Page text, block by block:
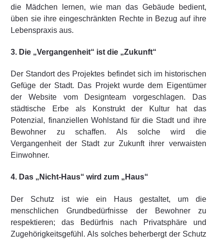
die Mädchen lernen, wie man das Gebäude bedient,
üben sie ihre eingeschränkten Rechte in Bezug auf ihre
Lebenspraxis aus.
3. Die „Vergangenheit“ ist die „Zukunft“
Der Standort des Projektes befindet sich im historischen
Gefüge der Stadt. Das Projekt wurde dem Eigentümer
der Website vom Designteam vorgeschlagen. Das
städtische Erbe als Konstrukt der Kultur hat das
Potenzial, finanziellen Wohlstand für die Stadt und ihre
Bewohner zu schaffen. Als solche wird die
Vergangenheit der Stadt zur Zukunft ihrer verwaisten
Einwohner.
4. Das „Nicht-Haus“ wird zum „Haus“
Der Schutz ist wie ein Haus gestaltet, um die
menschlichen Grundbedürfnisse der Bewohner zu
respektieren; das Bedürfnis nach Privatsphäre und
Zugehörigkeitsgefühl. Als solches beherbergt der Schutz